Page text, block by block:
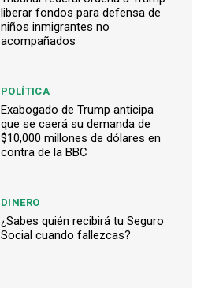
liberar fondos para defensa de
niños inmigrantes no
acompañados
POLÍTICA
Exabogado de Trump anticipa
que se caerá su demanda de
$10,000 millones de dólares en
contra de la BBC
DINERO
¿Sabes quién recibirá tu Seguro
Social cuando fallezcas?